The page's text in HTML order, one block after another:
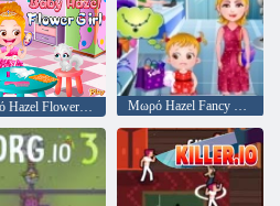
Μωρό Hazel Flower Girl